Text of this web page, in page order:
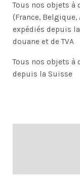
Tous nos objets à
(France,
expédiés depuis
douane et de TVA
Tous nos objets à
depuis la Suisse